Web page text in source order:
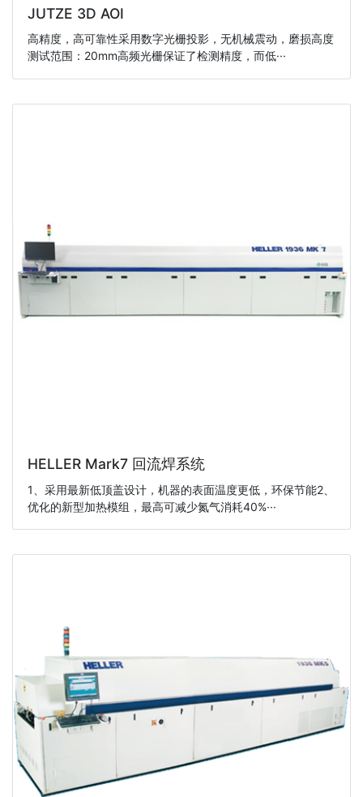
JUTZE 3D AOI
高精度，高可靠性采用数字光栅投影，无机械震动，磨损高度
测试范围：20mm高频光栅保证了检测精度，而低···
HELLER Mark7 回流焊系统
1、采用最新低顶盖设计，机器的表面温度更低，环保节能2、
优化的新型加热模组，最高可减少氮气消耗40%···